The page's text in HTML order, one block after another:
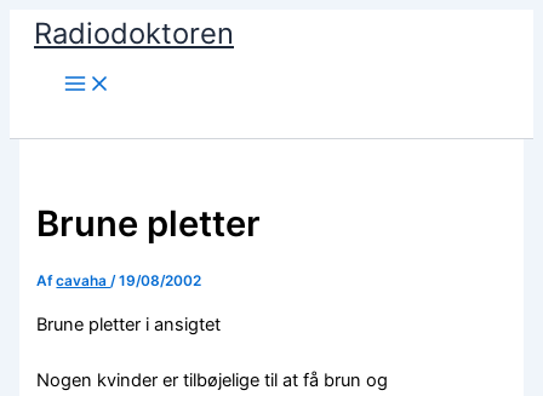
indholdet
Radiodoktoren
Brune pletter
Afcavaha/19/08/2002
Brune pletter i ansigtet
Nogen kvinder er tilbøjelige til at få brun og